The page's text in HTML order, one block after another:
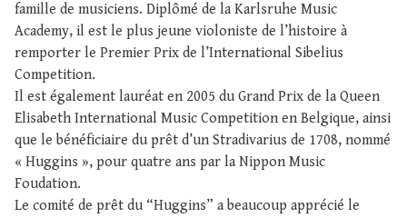
famille de musiciens. Diplômé de la Karlsruhe Music
Academy, il est le plus jeune violoniste de l’histoire à
remporter le Premier Prix de l’International Sibelius
Competition.
Il est également lauréat en 2005 du Grand Prix de la Queen
Elisabeth International Music Competition en Belgique, ainsi
que le bénéficiaire du prêt d’un Stradivarius de 1708, nommé
« Huggins », pour quatre ans par la Nippon Music
Foudation.
Le comité de prêt du “Huggins” a beaucoup apprécié le